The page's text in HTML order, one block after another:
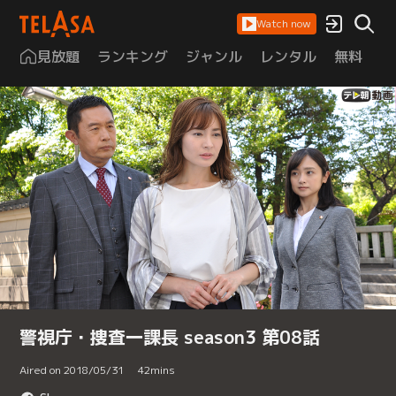
Watch now
見放題 ランキング ジャンル レンタル 無料
警視庁・捜査一課長 season3 第08話
Aired on 2018/05/31 42mins